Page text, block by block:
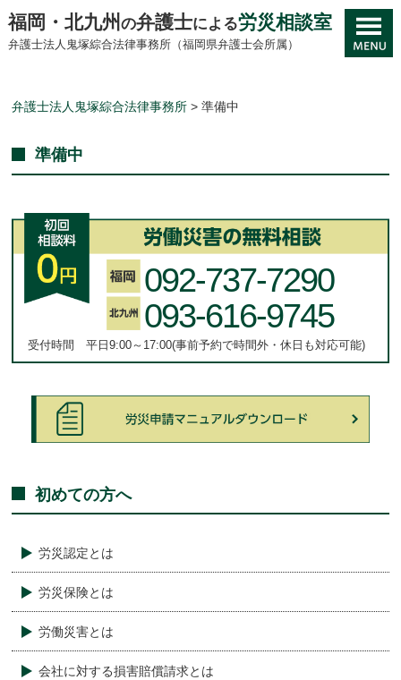
福岡・北九州 の弁護士による労災相談室
弁護士法人鬼塚綜合法律事務所（福岡県弁護士会所属）
弁護士法人鬼塚綜合法律事務所 >準備中
準備中
092-737-7290
093-616-9745
受付時間 平日9:00～17:00(事前予約で時間外・休日も対応可能)
初めての方へ
労災認定とは
労災保険とは
労働災害とは
会社に対する損害賠償請求とは